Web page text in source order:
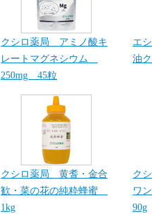
クシロ薬局 アミノ酸キ
レートマグネシウム
250mg 45粒
エ
油
クシロ薬局 黄耆・金合
歓・菜の花の純粋蜂蜜
1kg
ク
ワ
90g